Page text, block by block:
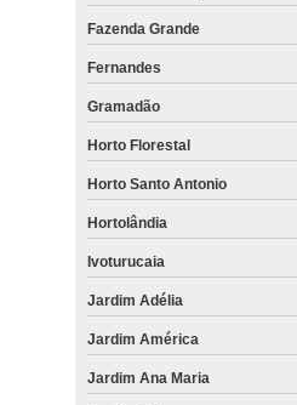
Fazenda Grande
Fernandes
Gramadão
Horto Florestal
Horto Santo Antonio
Hortolândia
Ivoturucaia
Jardim Adélia
Jardim América
Jardim Ana Maria